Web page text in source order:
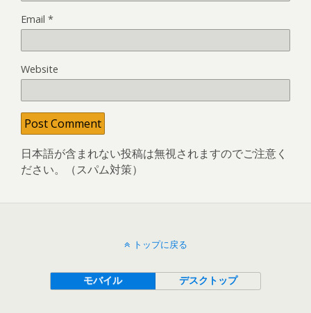
Email *
Website
日本語が含まれない投稿は無視されますのでご注意く
ださい。（スパム対策）
トップに戻る
モバイル デスクトップ